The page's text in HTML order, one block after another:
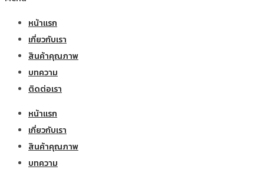
หน้าแรก
เกี่ยวกับเรา
สินค้าคุณภาพ
บทความ
ติดต่อเรา
หน้าแรก
เกี่ยวกับเรา
สินค้าคุณภาพ
บทความ